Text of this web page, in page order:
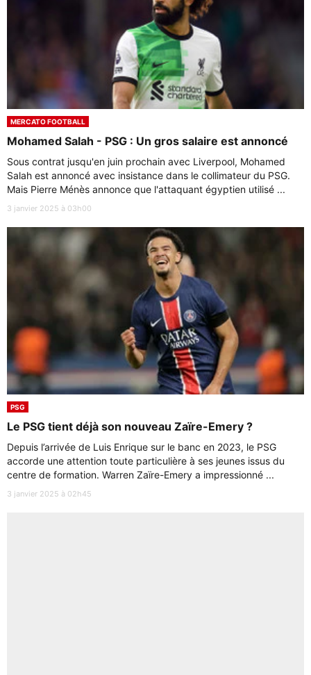
MERCATO FOOTBALL
Mohamed Salah - PSG : Un gros salaire est annoncé
Sous contrat jusqu'en juin prochain avec Liverpool, Mohamed
Salah est annoncé avec insistance dans le collimateur du PSG.
Mais Pierre Ménès annonce que l'attaquant égyptien utilisé ...
3 janvier 2025 à 03h00
PSG
Le PSG tient déjà son nouveau Zaïre-Emery ?
Depuis l’arrivée de Luis Enrique sur le banc en 2023, le PSG
accorde une attention toute particulière à ses jeunes issus du
centre de formation. Warren Zaïre-Emery a impressionné ...
3 janvier 2025 à 02h45